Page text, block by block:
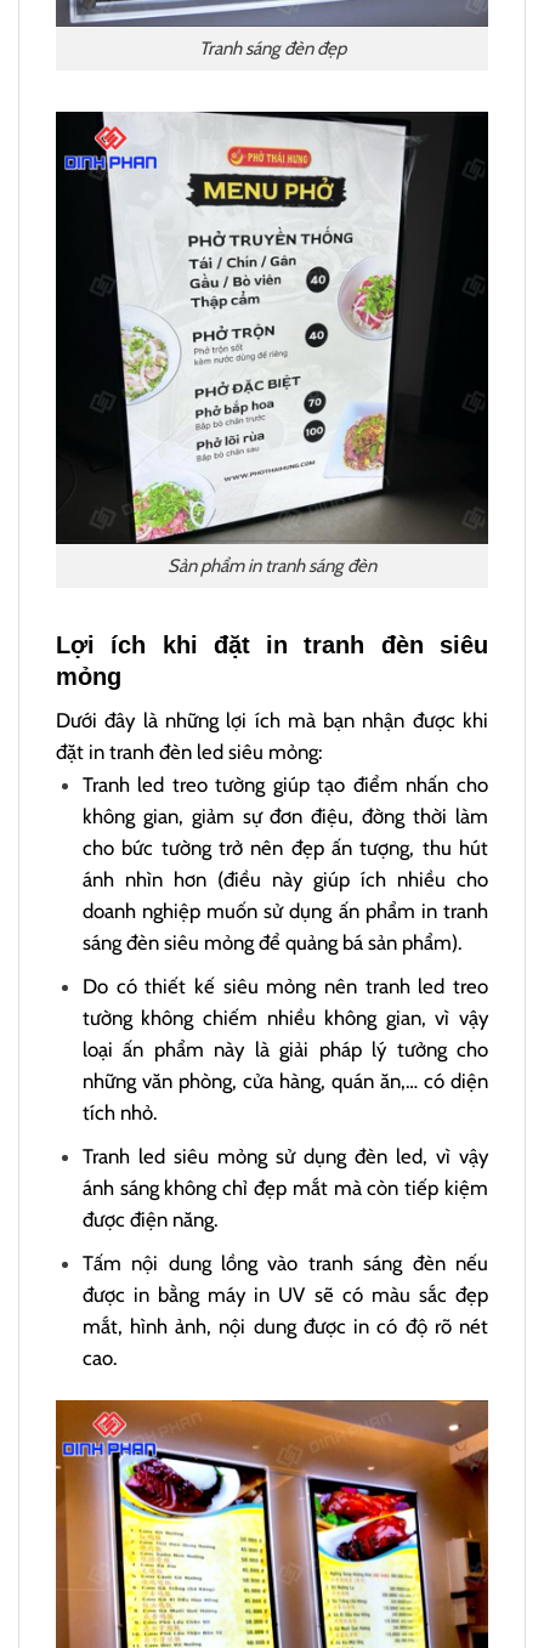
Tranh sáng đèn đẹp
Sản phẩm in tranh sáng đèn
Lợi ích khi đặt in tranh đèn siêu
mỏng
Dưới đây là những lợi ích mà bạn nhận được khi
đặt in tranh đèn led siêu mỏng:
Tranh led treo tường giúp tạo điểm nhấn cho
không gian, giảm sự đơn điệu, đờng thời làm
cho bức tường trở nên đẹp ấn tượng, thu hút
ánh nhìn hơn (điều này giúp ích nhiều cho
doanh nghiệp muốn sử dụng ấn phẩm in tranh
sáng đèn siêu mỏng để quảng bá sản phẩm).
Do có thiết kế siêu mỏng nên tranh led treo
tường không chiếm nhiều không gian, vì vậy
loại ấn phẩm này là giải pháp lý tưởng cho
những văn phòng, cửa hàng, quán ăn,… có diện
tích nhỏ.
Tranh led siêu mỏng sử dụng đèn led, vì vậy
ánh sáng không chỉ đẹp mắt mà còn tiếp kiệm
được điện năng.
Tấm nội dung lồng vào tranh sáng đèn nếu
được in bằng máy in UV sẽ có màu sắc đẹp
mắt, hình ảnh, nội dung được in có độ rõ nét
cao.